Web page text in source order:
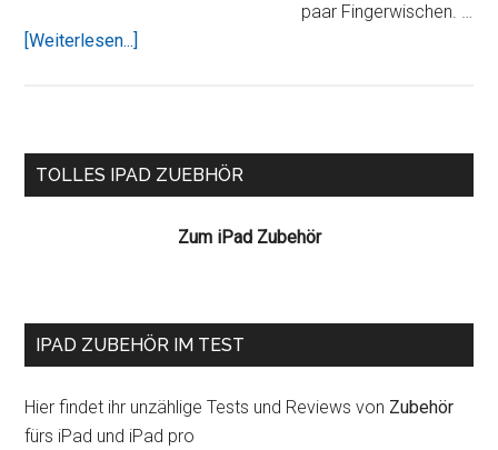
paar Fingerwischen. …
[Weiterlesen...]
Kinderleicht
vom
Seitenspalte
TOLLES IPAD ZUEBHÖR
Zum iPad Zubehör
IPAD ZUBEHÖR IM TEST
Hier findet ihr unzählige Tests und Reviews von Zubehör
fürs iPad und iPad pro